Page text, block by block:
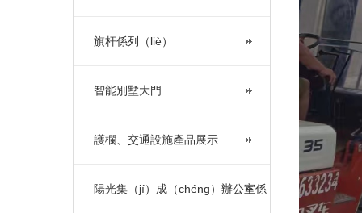
旗杆係列（liè）
智能別墅大門
護欄、交通設施產品展示
陽光集（jí）成（chéng）辦公室係